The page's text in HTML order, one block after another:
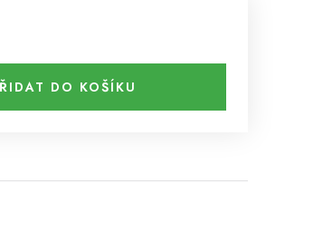
DO KOŠÍKU